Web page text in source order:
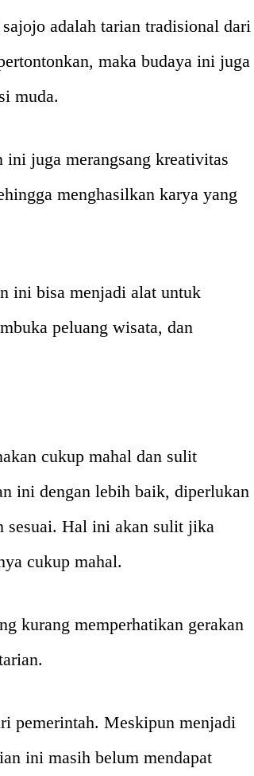
adalah tarian tradisional dari
maka budaya ini juga
muda.
juga merangsang kreativitas
menghasilkan karya yang
ini bisa menjadi alat untuk
peluang wisata, dan
cukup mahal dan sulit
ini dengan lebih baik, diperlukan
sesuai. Hal ini akan sulit jika
cukup mahal.
kurang memperhatikan gerakan
pemerintah. Meskipun menjadi
ini masih belum mendapat